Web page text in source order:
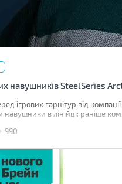
навушників SteelSeries
ігрових гарнітур від
навушники в лінійці: раніше
990